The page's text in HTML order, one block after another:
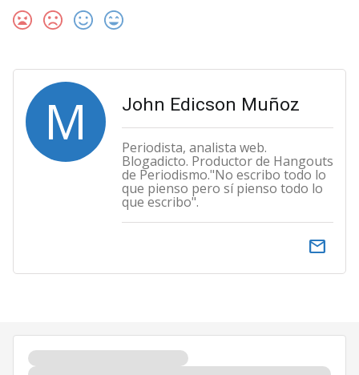
M John Edicson Muñoz
Periodista, analista web.
Blogadicto. Productor de Hangouts
de Periodismo."No escribo todo lo
que pienso pero sí pienso todo lo
que escribo".
email